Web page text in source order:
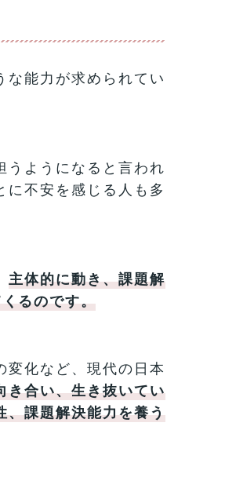
な能力が求められてい
うようになると言われ
不安を感じる人も多
主体的に動き、課題解
るのです。
変化など、現代の日本
き合い、生き抜いてい
、課題解決能力を養う